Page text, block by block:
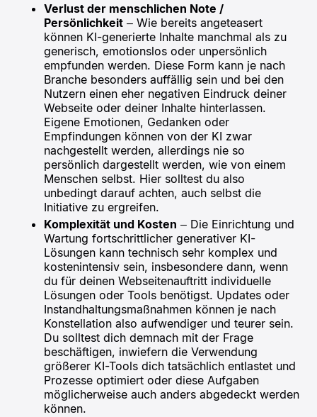
Verlust der menschlichen Note /
Persönlichkeit – Wie bereits angeteasert
können KI-generierte Inhalte manchmal als zu
generisch, emotionslos oder unpersönlich
empfunden werden. Diese Form kann je nach
Branche besonders auffällig sein und bei den
Nutzern einen eher negativen Eindruck deiner
Webseite oder deiner Inhalte hinterlassen.
Eigene Emotionen, Gedanken oder
Empfindungen können von der KI zwar
nachgestellt werden, allerdings nie so
persönlich dargestellt werden, wie von einem
Menschen selbst. Hier solltest du also
unbedingt darauf achten, auch selbst die
Initiative zu ergreifen.
Komplexität und Kosten – Die Einrichtung und
Wartung fortschrittlicher generativer KI-
Lösungen kann technisch sehr komplex und
kostenintensiv sein, insbesondere dann, wenn
du für deinen Webseitenauftritt individuelle
Lösungen oder Tools benötigst. Updates oder
Instandhaltungsmaßnahmen können je nach
Konstellation also aufwendiger und teurer sein.
Du solltest dich demnach mit der Frage
beschäftigen, inwiefern die Verwendung
größerer KI-Tools dich tatsächlich entlastet und
Prozesse optimiert oder diese Aufgaben
möglicherweise auch anders abgedeckt werden
können.